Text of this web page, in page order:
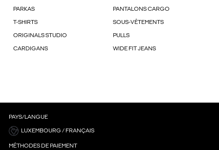
PARKAS PANTALONS CARGO
T-SHIRTS SOUS-VÊTEMENTS
ORIGINALS STUDIO PULLS
CARDIGANS WIDE FIT JEANS
PAYS/LANGUE
LUXEMBOURG / FRANÇAIS
MÉTHODES DE PAIEMENT